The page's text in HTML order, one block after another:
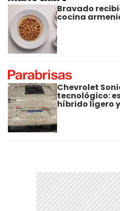
Bravado
cocina
Chevrolet
tecnológico:
híbrido ligero